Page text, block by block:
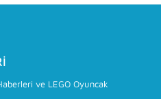
ve LEGO Oyuncak